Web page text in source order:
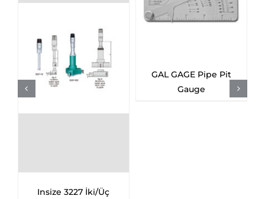
Insize 3227 İki/Üç
GAL GAGE Pipe Pit
Gauge